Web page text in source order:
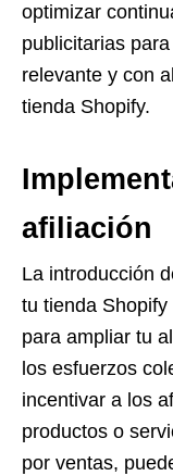
optimizar
publicitarias
relevante y con
tienda Shopify.
afiliación
La introducción
tu tienda
para ampliar tu
los esfuerzos
incentivar a los
productos o
por ventas,